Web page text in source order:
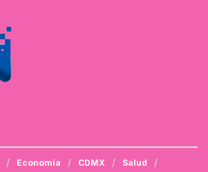
Economía CDMX Salud